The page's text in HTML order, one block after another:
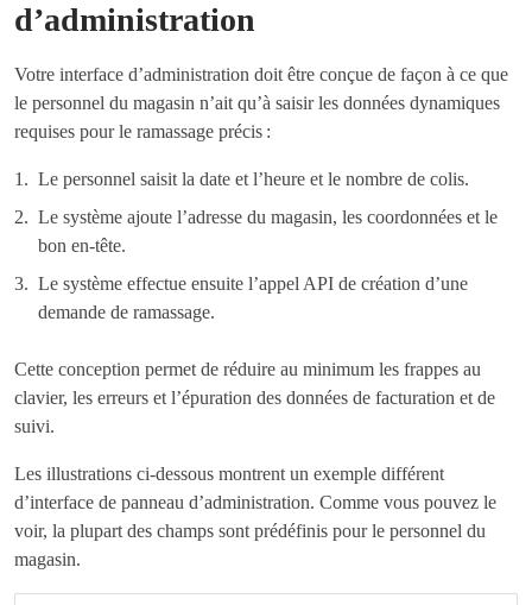
d’administration
Votre interface d’administration doit être conçue de façon à ce que
le personnel du magasin n’ait qu’à saisir les données dynamiques
requises pour le ramassage précis :
Le personnel saisit la date et l’heure et le nombre de colis.
Le système ajoute l’adresse du magasin, les coordonnées et le
bon en-tête.
Le système effectue ensuite l’appel API de création d’une
demande de ramassage.
Cette conception permet de réduire au minimum les frappes au
clavier, les erreurs et l’épuration des données de facturation et de
suivi.
Les illustrations ci-dessous montrent un exemple différent
d’interface de panneau d’administration. Comme vous pouvez le
voir, la plupart des champs sont prédéfinis pour le personnel du
magasin.